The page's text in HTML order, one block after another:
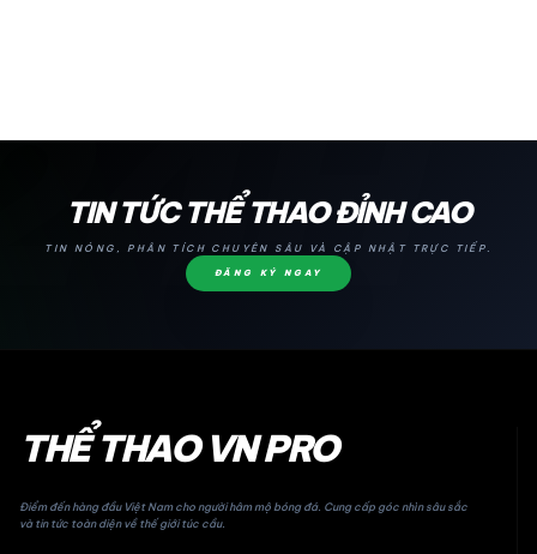
TIN TỨC THỂ THAO ĐỈNH CAO
TIN NÓNG, PHÂN TÍCH CHUYÊN SÂU VÀ CẬP NHẬT TRỰC TIẾP.
ĐĂNG KÝ NGAY
THỂ THAO VN PRO
Điểm đến hàng đầu Việt Nam cho người hâm mộ bóng đá. Cung cấp góc nhìn sâu sắc
và tin tức toàn diện về thế giới túc cầu.